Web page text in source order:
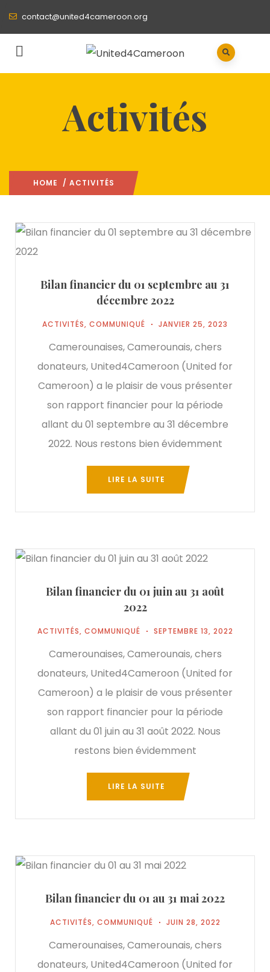
contact@united4cameroon.org
Activités
HOME / ACTIVITÉS
Bilan financier du 01 septembre au 31
décembre 2022
ACTIVITÉS, COMMUNIQUÉ JANVIER 25, 2023
Camerounaises, Camerounais, chers
donateurs, United4Cameroon (United for
Cameroon) a le plaisir de vous présenter
son rapport financier pour la période
allant du 01 septembre au 31 décembre
2022. Nous restons bien évidemment
LIRE LA SUITE
Bilan financier du 01 juin au 31 août
2022
ACTIVITÉS, COMMUNIQUÉ SEPTEMBRE 13, 2022
Camerounaises, Camerounais, chers
donateurs, United4Cameroon (United for
Cameroon) a le plaisir de vous présenter
son rapport financier pour la période
allant du 01 juin au 31 août 2022. Nous
restons bien évidemment
LIRE LA SUITE
Bilan financier du 01 au 31 mai 2022
ACTIVITÉS, COMMUNIQUÉ JUIN 28, 2022
Camerounaises, Camerounais, chers
donateurs, United4Cameroon (United for